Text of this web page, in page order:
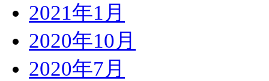
2021年1月
2020年10月
2020年7月